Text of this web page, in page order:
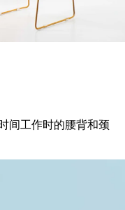
间工作时的腰背和颈